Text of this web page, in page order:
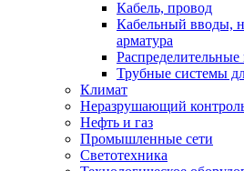
Кабель, провод
Кабельный вводы,
арматура
Распределительные
Трубные системы
Климат
Неразрушающий
Нефть и газ
Промышленные сети
Светотехника